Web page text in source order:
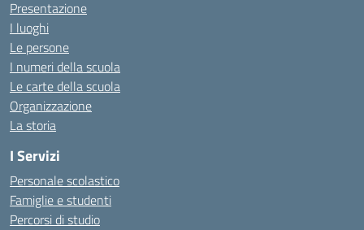
Presentazione
I luoghi
Le persone
I numeri della scuola
Le carte della scuola
Organizzazione
La storia
I Servizi
Personale scolastico
Famiglie e studenti
Percorsi di studio